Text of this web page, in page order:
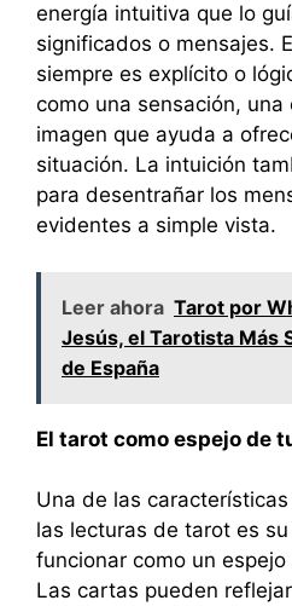
energía intuitiva que lo
significados o mensajes.
siempre es explícito o
como una sensación, una
imagen que ayuda a
situación. La intuición
para desentrañar los
evidentes a simple vista.
Leer ahora Tarot por
Jesús, el Tarotista Más
de España
El tarot como espejo de
Una de las
las lecturas de tarot es
funcionar como un
Las cartas pueden